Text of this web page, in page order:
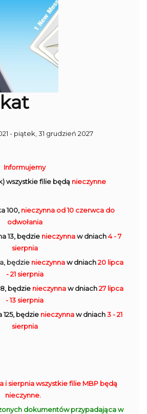
- piątek, 31 grudzień 2027
Informujemy
wszystkie filie będą nieczynne
100, nieczynna od 10 czerwca do
odwołania
13, będzie nieczynnaw dniach4 - 7
sierpnia
będzie nieczynnaw dniach20 lipca
- 21 sierpnia
będzie nieczynnaw dniach27 lipca
- 13 sierpnia
125, będzie nieczynnaw dniach3 - 21
sierpnia
i sierpnia wszystkie filie MBP będą
nieczynne.
dokumentów przypadająca w